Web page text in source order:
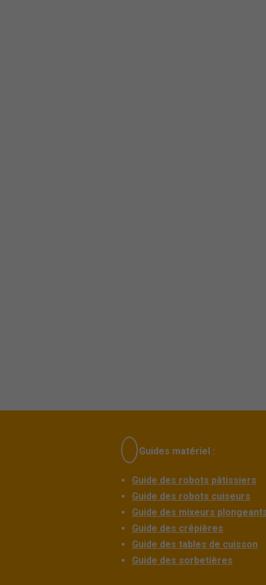
Guides matériel :
Guide des robots pâtissiers
Guide des robots cuiseurs
Guide des mixeurs
Guide des crêpières
Guide des tables de cuisson
Guide des sorbetières